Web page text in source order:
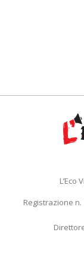
Registrazione